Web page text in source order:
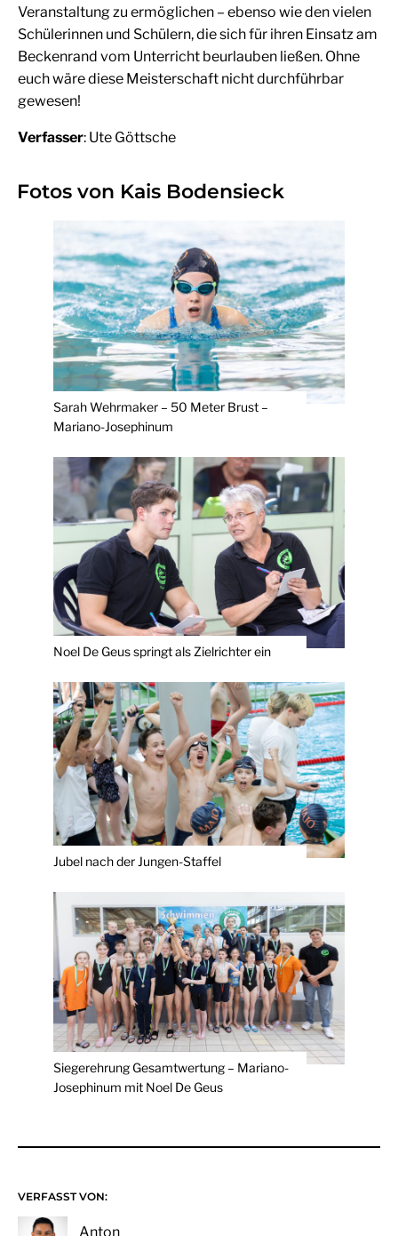
Veranstaltung zu ermöglichen – ebenso wie den vielen
Schülerinnen und Schülern, die sich für ihren Einsatz am
Beckenrand vom Unterricht beurlauben ließen. Ohne
euch wäre diese Meisterschaft nicht durchführbar
gewesen!
Verfasser: Ute Göttsche
Fotos von Kais Bodensieck
Sarah Wehrmaker – 50 Meter Brust –
Mariano-Josephinum
Noel De Geus springt als Zielrichter ein
Jubel nach der Jungen-Staffel
Siegerehrung Gesamtwertung – Mariano-
Josephinum mit Noel De Geus
VERFASST VON:
Anton